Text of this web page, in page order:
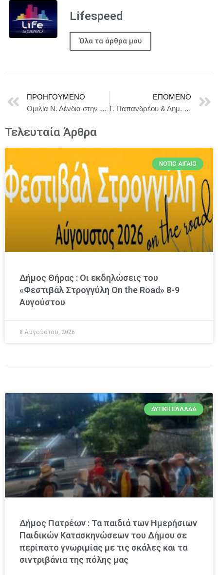
Lifespeed
Όλα τα άρθρα μου
ΠΡΟΗΓΟΎΜΕΝΟ
Ομιλία Ν. Δένδια στην παρουσίαση του βιβλίου «Μέση Ανατολή, 1945-2025: Η τυραννία των προσδοκιών και των πεποιθήσεων»
ΕΠΌΜΕΝΟ
Γ. Παπανδρέου & Δημ. Μάντζος: Σοβαρές προκλήσεις για τη δημοκρατία και το κράτος δικαίου απειλούν να οδηγήσουν ξανά τη χώρα σε οικονομική και κοινωνική κρίση
Τελευταία Άρθρα
ΝΌΤΙΟ ΑΙΓΑΊΟ
Δήμος Θήρας : Οι εκδηλώσεις του
«Φεστιβάλ Στρογγύλη On the Road» 8-9
Αυγούστου
8 Αυγούστου, 2026
ΔΥΤΙΚΉ ΕΛΛΆΔΑ
Δήμος Πατρέων : Τα παιδιά των Ημερήσιων
Παιδικών Κατασκηνώσεων του Δήμου σε
περίπατο γνωριμίας με τις σκάλες και τα
σιντριβάνια της πόλης μας